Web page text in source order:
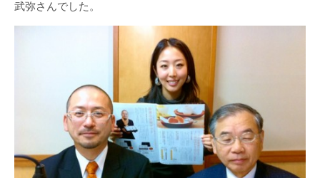
武弥さんでした。